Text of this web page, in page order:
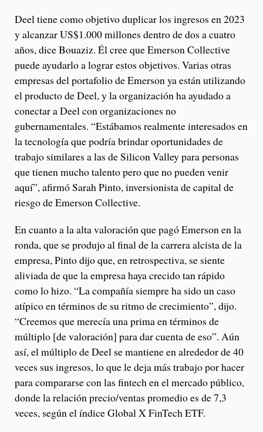
Deel tiene como objetivo duplicar los ingresos en 2023
y alcanzar US$1.000 millones dentro de dos a cuatro
años, dice Bouaziz. Él cree que Emerson Collective
puede ayudarlo a lograr estos objetivos. Varias otras
empresas del portafolio de Emerson ya están utilizando
el producto de Deel, y la organización ha ayudado a
conectar a Deel con organizaciones no
gubernamentales. “Estábamos realmente interesados en
la tecnología que podría brindar oportunidades de
trabajo similares a las de Silicon Valley para personas
que tienen mucho talento pero que no pueden venir
aquí”, afirmó Sarah Pinto, inversionista de capital de
riesgo de Emerson Collective.
En cuanto a la alta valoración que pagó Emerson en la
ronda, que se produjo al final de la carrera alcista de la
empresa, Pinto dijo que, en retrospectiva, se siente
aliviada de que la empresa haya crecido tan rápido
como lo hizo. “La compañía siempre ha sido un caso
atípico en términos de su ritmo de crecimiento”, dijo.
“Creemos que merecía una prima en términos de
múltiplo [de valoración] para dar cuenta de eso”. Aún
así, el múltiplo de Deel se mantiene en alrededor de 40
veces sus ingresos, lo que le deja más trabajo por hacer
para compararse con las fintech en el mercado público,
donde la relación precio/ventas promedio es de 7,3
veces, según el índice Global X FinTech ETF.